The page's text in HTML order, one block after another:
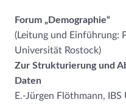
Forum „Demographie“
(Leitung und Einführung:
Universität Rostock)
Zur Strukturierung und
Daten
E.-Jürgen Flöthmann,